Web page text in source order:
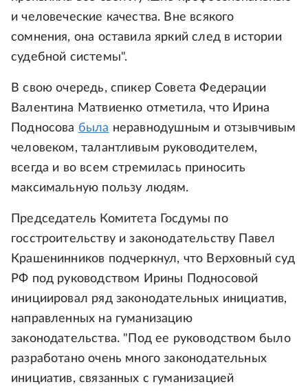
и человеческие качества. Вне всякого
сомнения, она оставила яркий след в истории
судебной системы".
В свою очередь, спикер Совета Федерации
Валентина Матвиенко отметила, что Ирина
Подносова была неравнодушным и отзывчивым
человеком, талантливым руководителем,
всегда и во всем стремилась приносить
максимальную пользу людям.
Председатель Комитета Госдумы по
госстроительству и законодательству Павел
Крашенинников подчеркнул, что Верховный суд
РФ под руководством Ирины Подносовой
инициировал ряд законодательных инициатив,
направленных на гуманизацию
законодательства. "Под ее руководством было
разработано очень много законодательных
инициатив, связанных с гуманизацией